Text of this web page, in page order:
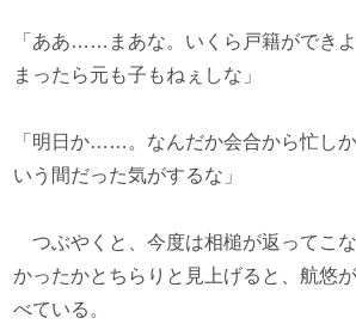
「ああ……まあな。いくら戸籍ができ
まったら元も子もねぇしな」
「明日か……。なんだか会合から忙し
いう間だった気がするな」
つぶやくと、今度は相槌が返ってこ
かったかとちらりと見上げると、航悠
べている。